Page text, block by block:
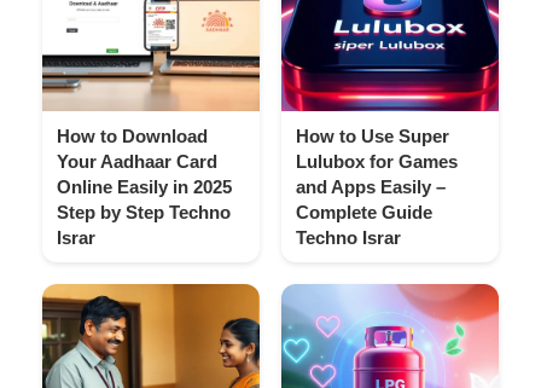
How to Download
Your Aadhaar Card
Online Easily in 2025
Step by Step Techno
Israr
How to Use Super
Lulubox for Games
and Apps Easily –
Complete Guide
Techno Israr